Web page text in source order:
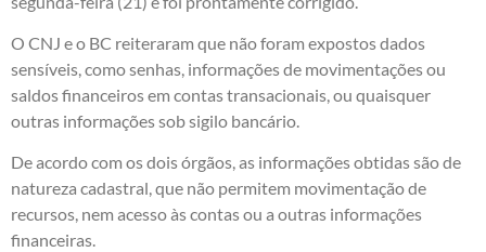
O CNJ e o BC reiteraram que não foram expostos dados
sensíveis, como senhas, informações de movimentações ou
saldos financeiros em contas transacionais, ou quaisquer
outras informações sob sigilo bancário.
De acordo com os dois órgãos, as informações obtidas são de
natureza cadastral, que não permitem movimentação de
recursos, nem acesso às contas ou a outras informações
financeiras.